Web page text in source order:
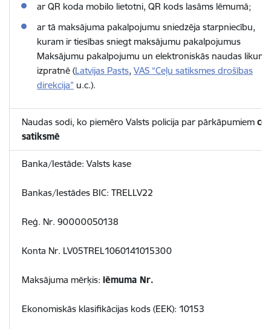
ar QR koda mobilo lietotni, QR kods lasāms lēmumā;
ar tā maksājuma pakalpojumu sniedzēja starpniecību,
kuram ir tiesības sniegt maksājumu pakalpojumus
Maksājumu pakalpojumu un elektroniskās naudas likuma
izpratnē (Latvijas Pasts, VAS “Ceļu satiksmes drošības
direkcija” u.c.).
Naudas sodi, ko piemēro Valsts policija par pārkāpumiem
satiksmē
Banka/Iestāde: Valsts kase
Bankas/Iestādes BIC: TRELLV22
Reģ. Nr. 90000050138
Konta Nr. LV05TREL1060141015300
Maksājuma mērķis: lēmuma Nr.
Ekonomiskās klasifikācijas kods (EEK): 10153